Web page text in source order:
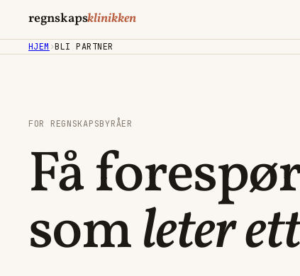
regnskapsklinikken
HJEM ›BLI PARTNER
FOR REGNSKAPSBYRÅER
Få
somleter